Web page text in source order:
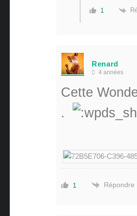
1
Renard
4 années
Cette
.
1 Répondre